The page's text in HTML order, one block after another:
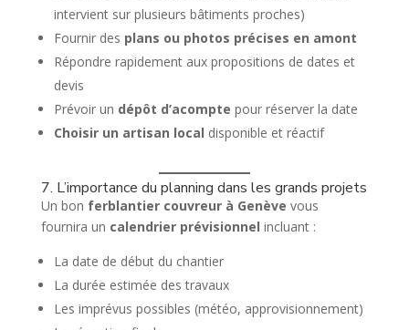
intervient sur plusieurs bâtiments proches)
Fournir des plans ou photos précises en amont
Répondre rapidement aux propositions de dates et
devis
Prévoir un dépôt d’acompte pour réserver la date
Choisir un artisan local disponible et réactif
7. L’importance du planning dans les grands projets
Un bon ferblantier couvreur à Genève vous
fournira un calendrier prévisionnel incluant :
La date de début du chantier
La durée estimée des travaux
Les imprévus possibles (météo, approvisionnement)